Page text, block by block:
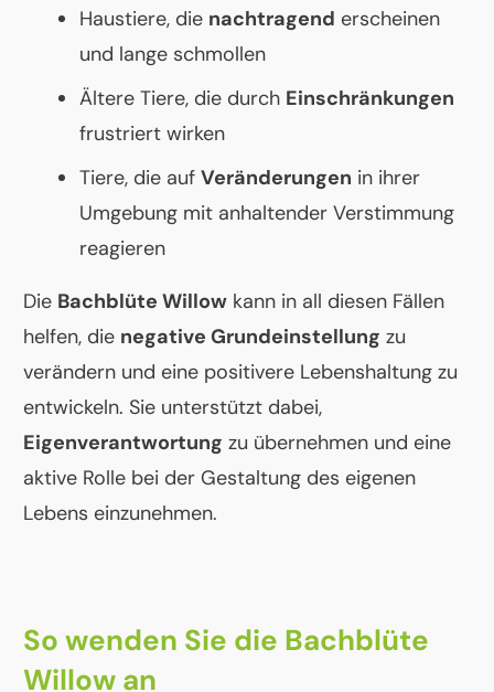
Haustiere, die nachtragend erscheinen
und lange schmollen
Ältere Tiere, die durch Einschränkungen
frustriert wirken
Tiere, die auf Veränderungen in ihrer
Umgebung mit anhaltender Verstimmung
reagieren
Die Bachblüte Willow kann in all diesen Fällen
helfen, die negative Grundeinstellung zu
verändern und eine positivere Lebenshaltung zu
entwickeln. Sie unterstützt dabei,
Eigenverantwortung zu übernehmen und eine
aktive Rolle bei der Gestaltung des eigenen
Lebens einzunehmen.
So wenden Sie die Bachblüte
Willow an